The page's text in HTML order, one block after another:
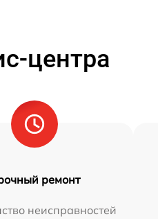
центра
ремонт
неисправностей